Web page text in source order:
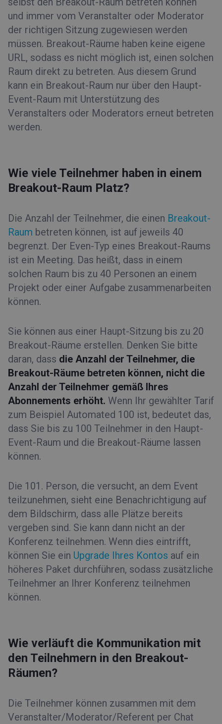
und immer vom Veranstalter oder Moderator
der richtigen Sitzung zugewiesen werden
müssen. Breakout-Räume haben keine eigene
URL, sodass es nicht möglich ist, einen solchen
Raum direkt zu betreten. Aus diesem Grund
kann ein Breakout-Raum nur über den Haupt-
Event-Raum mit Unterstützung des
Veranstalters oder Moderators erneut betreten
werden.
Wie viele Teilnehmer haben in einem
Breakout-Raum Platz?
Die Anzahl der Teilnehmer, die einen Breakout-
Raum betreten können, ist auf jeweils 40
begrenzt. Der Even-Typ eines Breakout-Raums
ist ein Meeting. Das heißt, dass in einem
solchen Raum bis zu 40 Personen an einem
Projekt oder einer Aufgabe zusammenarbeiten
können.
Sie können aus einer Haupt-Sitzung bis zu 20
Breakout-Räume erstellen. Denken Sie bitte
daran, dass die Anzahl der Teilnehmer, die
Breakout-Räume betreten können, nicht die
Anzahl der Teilnehmer gemäß Ihres
Abonnements erhöht. Wenn Ihr gewählter Tarif
zum Beispiel Automated 100 ist, bedeutet das,
dass Sie bis zu 100 Teilnehmer in den Haupt-
Event-Raum und die Breakout-Räume lassen
können.
Die 101. Person, die versucht, an dem Event
teilzunehmen, sieht eine Benachrichtigung auf
dem Bildschirm, dass alle Plätze bereits
vergeben sind. Sie kann dann nicht an der
Konferenz teilnehmen. Wenn dies eintrifft,
können Sie ein Upgrade Ihres Kontos auf ein
höheres Paket durchführen, sodass zusätzliche
Teilnehmer an Ihrer Konferenz teilnehmen
können.
Wie verläuft die Kommunikation mit
den Teilnehmern in den Breakout-
Räumen?
Die Teilnehmer können zusammen mit dem
Veranstalter/Moderator/Referent per Chat